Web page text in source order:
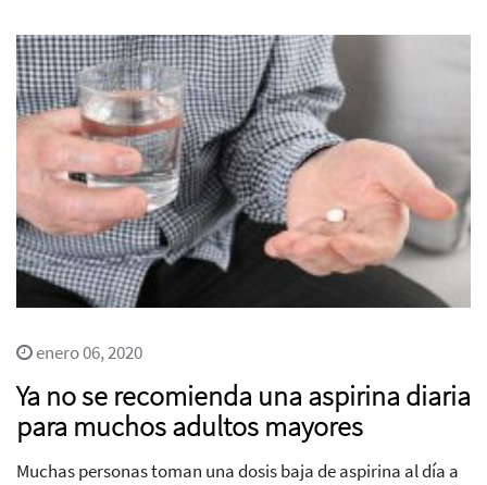
enero 06, 2020
Ya no se recomienda una aspirina diaria
para muchos adultos mayores
Muchas personas toman una dosis baja de aspirina al día a